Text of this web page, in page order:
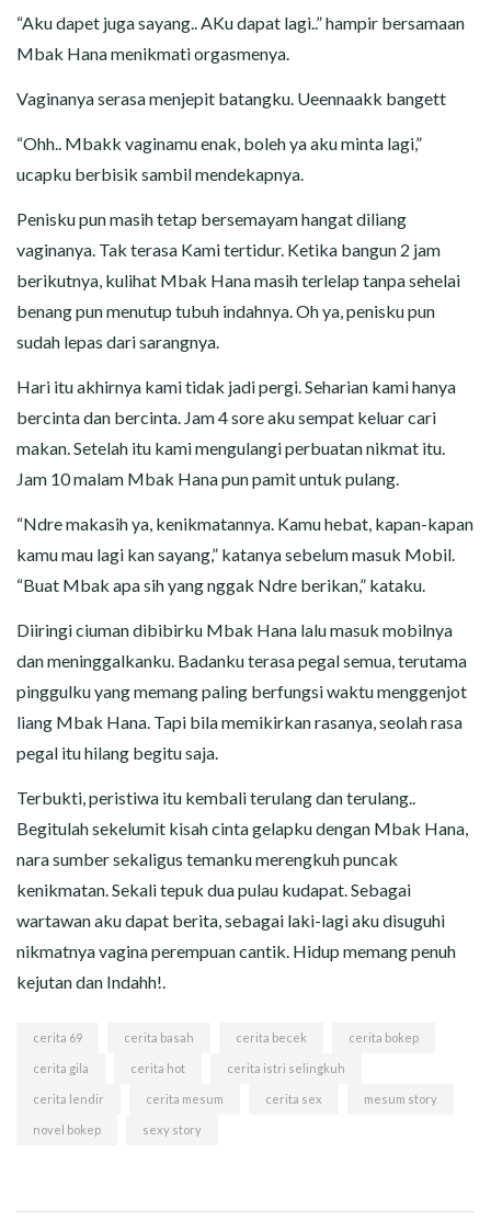
“Aku dapet juga sayang.. AKu dapat lagi..” hampir bersamaan
Mbak Hana menikmati orgasmenya.
Vaginanya serasa menjepit batangku. Ueennaakk bangett
“Ohh.. Mbakk vaginamu enak, boleh ya aku minta lagi,”
ucapku berbisik sambil mendekapnya.
Penisku pun masih tetap bersemayam hangat diliang
vaginanya. Tak terasa Kami tertidur. Ketika bangun 2 jam
berikutnya, kulihat Mbak Hana masih terlelap tanpa sehelai
benang pun menutup tubuh indahnya. Oh ya, penisku pun
sudah lepas dari sarangnya.
Hari itu akhirnya kami tidak jadi pergi. Seharian kami hanya
bercinta dan bercinta. Jam 4 sore aku sempat keluar cari
makan. Setelah itu kami mengulangi perbuatan nikmat itu.
Jam 10 malam Mbak Hana pun pamit untuk pulang.
“Ndre makasih ya, kenikmatannya. Kamu hebat, kapan-kapan
kamu mau lagi kan sayang,” katanya sebelum masuk Mobil.
“Buat Mbak apa sih yang nggak Ndre berikan,” kataku.
Diiringi ciuman dibibirku Mbak Hana lalu masuk mobilnya
dan meninggalkanku. Badanku terasa pegal semua, terutama
pinggulku yang memang paling berfungsi waktu menggenjot
liang Mbak Hana. Tapi bila memikirkan rasanya, seolah rasa
pegal itu hilang begitu saja.
Terbukti, peristiwa itu kembali terulang dan terulang..
Begitulah sekelumit kisah cinta gelapku dengan Mbak Hana,
nara sumber sekaligus temanku merengkuh puncak
kenikmatan. Sekali tepuk dua pulau kudapat. Sebagai
wartawan aku dapat berita, sebagai laki-lagi aku disuguhi
nikmatnya vagina perempuan cantik. Hidup memang penuh
kejutan dan Indahh!.
cerita 69 cerita basah cerita becek cerita bokep
cerita gila cerita hot cerita istri selingkuh
cerita lendir cerita mesum cerita sex mesum story
novel bokep sexy story